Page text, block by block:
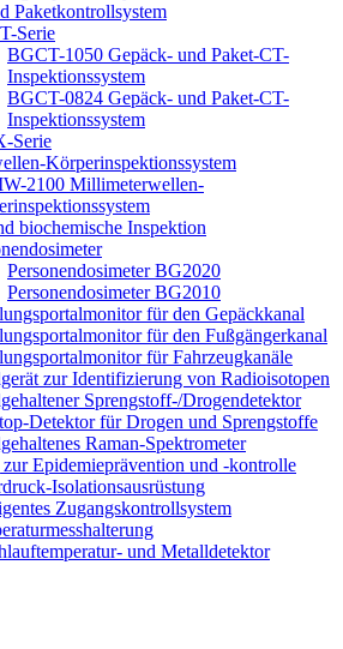
Paketkontrollsystem
Serie
BGCT-1050 Gepäck- und Paket-CT-
Inspektionssystem
BGCT-0824 Gepäck- und Paket-CT-
Inspektionssystem
Serie
Körperinspektionssystem
2100 Millimeterwellen-
biochemische Inspektion
Personendosimeter BG2020
Personendosimeter BG2010
für den Gepäckkanal
für den Fußgängerkanal
für Fahrzeugkanäle
zur Identifizierung von Radioisotopen
Sprengstoff-/Drogendetektor
Detektor für Drogen und Sprengstoffe
Raman-Spektrometer
Epidemieprävention und -kontrolle
Isolationsausrüstung
Zugangskontrollsystem
und Metalldetektor